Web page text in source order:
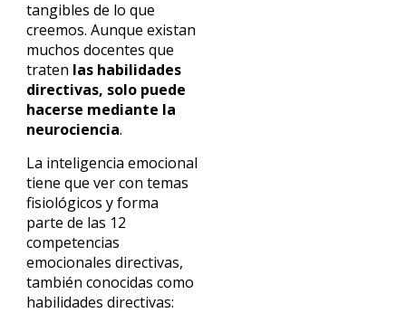
tangibles de lo que
creemos. Aunque existan
muchos docentes que
traten las habilidades
directivas, solo puede
hacerse mediante la
neurociencia.
La inteligencia emocional
tiene que ver con temas
fisiológicos y forma
parte de las 12
competencias
emocionales directivas,
también conocidas como
habilidades directivas: